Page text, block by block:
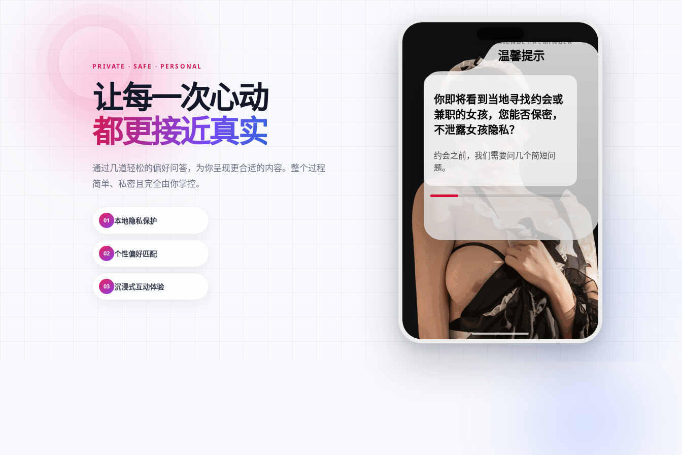
PRIVATE · SAFE · PERSONAL
让每一次心动
都更接近真实
通过几道轻松的偏好问答，为你呈现更合适的内容。整个过程
简单、私密且完全由你掌控。
01 本地隐私保护
02 个性偏好匹配
03 沉浸式互动体验
FRIENDLY REMINDER
温馨提示
你即将看到当地寻找约会或
兼职的女孩，您能否保密，
不泄露女孩隐私？
约会之前，我们需要问几个简短问
题。